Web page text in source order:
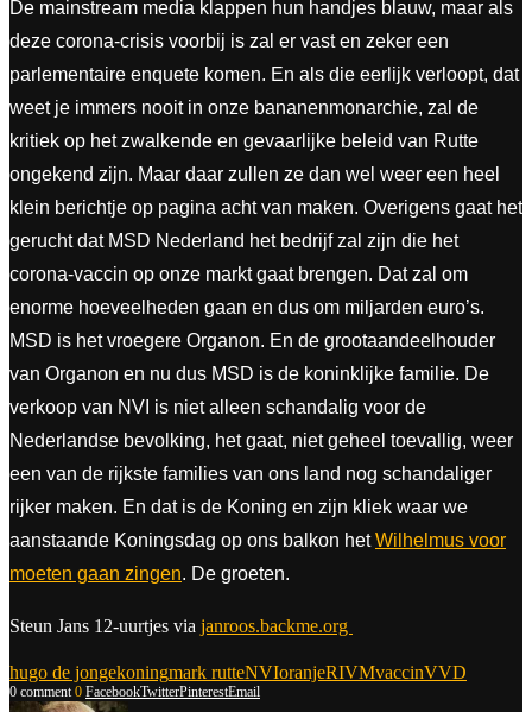
De mainstream media klappen hun handjes blauw, maar als
deze corona-crisis voorbij is zal er vast en zeker een
parlementaire enquete komen. En als die eerlijk verloopt, dat
weet je immers nooit in onze bananenmonarchie, zal de
kritiek op het zwalkende en gevaarlijke beleid van Rutte
ongekend zijn. Maar daar zullen ze dan wel weer een heel
klein berichtje op pagina acht van maken. Overigens gaat het
gerucht dat MSD Nederland het bedrijf zal zijn die het
corona-vaccin op onze markt gaat brengen. Dat zal om
enorme hoeveelheden gaan en dus om miljarden euro’s.
MSD is het vroegere Organon. En de grootaandeelhouder
van Organon en nu dus MSD is de koninklijke familie. De
verkoop van NVI is niet alleen schandalig voor de
Nederlandse bevolking, het gaat, niet geheel toevallig, weer
een van de rijkste families van ons land nog schandaliger
rijker maken. En dat is de Koning en zijn kliek waar we
aanstaande Koningsdag op ons balkon hetWilhelmus voor
moeten gaan zingen. De groeten.
Steun Jans 12-uurtjes via janroos.backme.org
hugo de jongekoningmark rutteNVIoranjeRIVMvaccinVVD
0 comment 0 FacebookTwitterPinterestEmail